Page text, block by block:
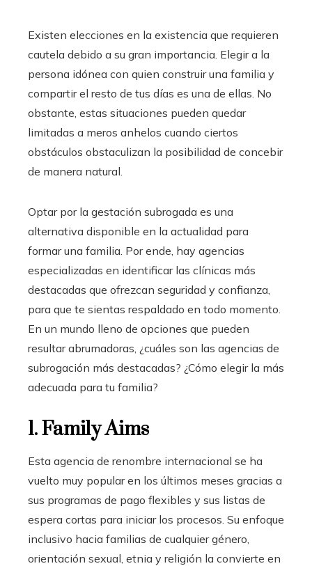
Existen elecciones en la existencia que requieren
cautela debido a su gran importancia. Elegir a la
persona idónea con quien construir una familia y
compartir el resto de tus días es una de ellas. No
obstante, estas situaciones pueden quedar
limitadas a meros anhelos cuando ciertos
obstáculos obstaculizan la posibilidad de concebir
de manera natural.
Optar por la gestación subrogada es una
alternativa disponible en la actualidad para
formar una familia. Por ende, hay agencias
especializadas en identificar las clínicas más
destacadas que ofrezcan seguridad y confianza,
para que te sientas respaldado en todo momento.
En un mundo lleno de opciones que pueden
resultar abrumadoras, ¿cuáles son las agencias de
subrogación más destacadas? ¿Cómo elegir la más
adecuada para tu familia?
1. Family Aims
Esta agencia de renombre internacional se ha
vuelto muy popular en los últimos meses gracias a
sus programas de pago flexibles y sus listas de
espera cortas para iniciar los procesos. Su enfoque
inclusivo hacia familias de cualquier género,
orientación sexual, etnia y religión la convierte en